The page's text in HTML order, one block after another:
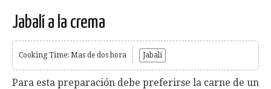
Jabalí a la crema
Cooking Time: Mas de dos hora Jabalí
Para esta preparación debe preferirse la carne de un